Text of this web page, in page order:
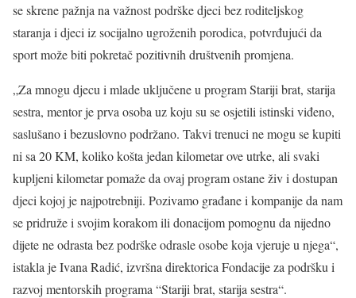
se skrene pažnja na važnost podrške djeci bez roditeljskog
staranja i djeci iz socijalno ugroženih porodica, potvrđujući da
sport može biti pokretač pozitivnih društvenih promjena.
„Za mnogu djecu i mlade uključene u program Stariji brat, starija
sestra, mentor je prva osoba uz koju su se osjetili istinski viđeno,
saslušano i bezuslovno podržano. Takvi trenuci ne mogu se kupiti
ni sa 20 KM, koliko košta jedan kilometar ove utrke, ali svaki
kupljeni kilometar pomaže da ovaj program ostane živ i dostupan
djeci kojoj je najpotrebniji. Pozivamo građane i kompanije da nam
se pridruže i svojim korakom ili donacijom pomognu da nijedno
dijete ne odrasta bez podrške odrasle osobe koja vjeruje u njega“,
istakla je Ivana Radić, izvršna direktorica Fondacije za podršku i
razvoj mentorskih programa “Stariji brat, starija sestra“.